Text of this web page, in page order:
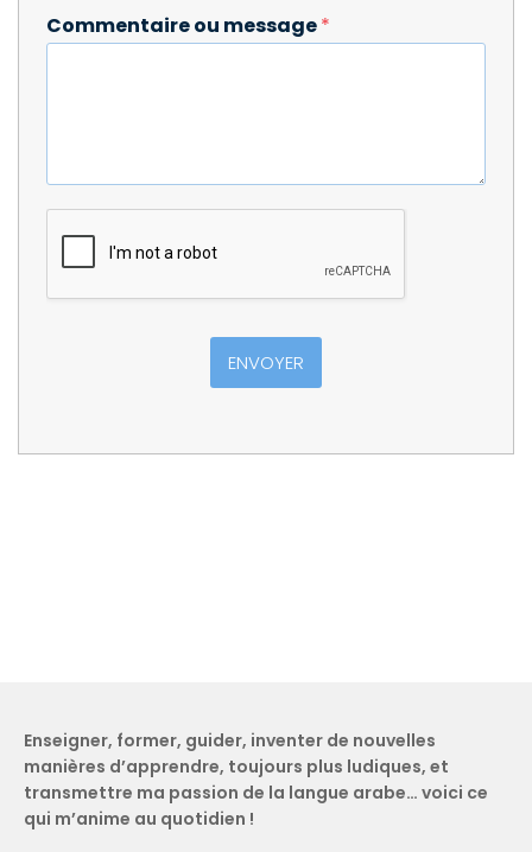
Commentaire ou message*
ENVOYER
Enseigner, former, guider, inventer de nouvelles
manières d’apprendre, toujours plus ludiques, et
transmettre ma passion de la langue arabe… voici ce
qui m’anime au quotidien !